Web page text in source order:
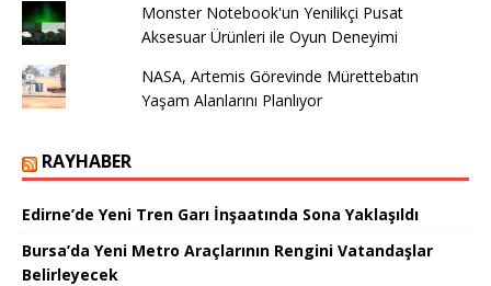
Monster Notebook'un Yenilikçi Pusat
Aksesuar Ürünleri ile Oyun Deneyimi
NASA, Artemis Görevinde Mürettebatın
Yaşam Alanlarını Planlıyor
RAYHABER
Edirne’de Yeni Tren Garı İnşaatında Sona Yaklaşıldı
Bursa’da Yeni Metro Araçlarının Rengini Vatandaşlar
Belirleyecek